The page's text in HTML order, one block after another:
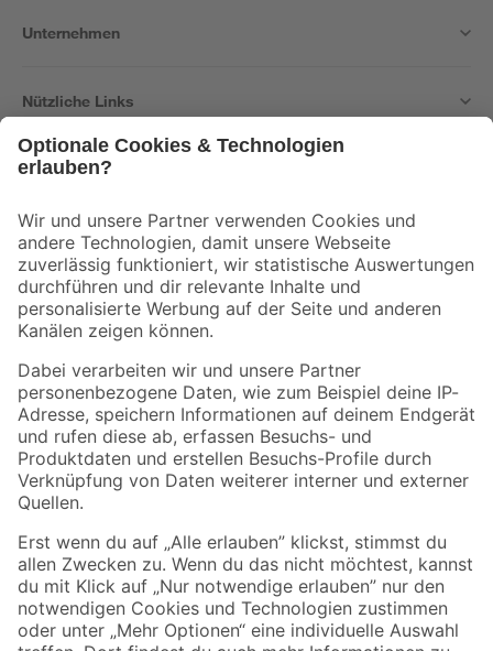
Unternehmen
Nützliche Links
Der toom Newsletter: Keine Angebote und Aktionen mehr verpassen!
Zur Newsletter Anmeldung
Folge uns
Zahlungsarten Versandarten
Sicher einkaufen
Jetzt die toom-App herunterladen